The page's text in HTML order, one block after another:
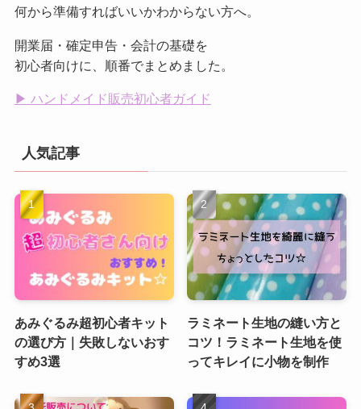
何から準備すればいいかわからない方へ。
開業届・確定申告・会計の基礎を
初心者向けに、順番でまとめました。
▶ ハンドメイド販売初心者ガイド
人気記事
あみぐるみ超初心者キット
の選び方｜失敗しないおす
すめ3選
ラミネート生地の縫い方と
コツ！ラミネート生地を使
ってキレイに小物を制作